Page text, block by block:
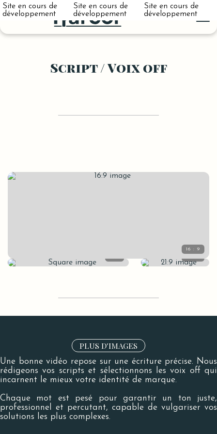
Site en cours de
développement
Site en cours de
développement
Site en cours de
développement
Script / Voix off
PLUS D'IMAGES
Une bonne vidéo repose sur une écriture précise. Nous
rédigeons vos scripts et sélectionnons les voix off qui
incarnent le mieux votre identité de marque.
Chaque mot est pesé pour garantir un ton juste,
professionnel et percutant, capable de vulgariser vos
solutions les plus complexes.